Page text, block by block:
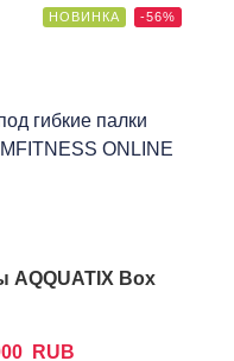
НОВИНКА -56%
AQQUATIX Box
RUB